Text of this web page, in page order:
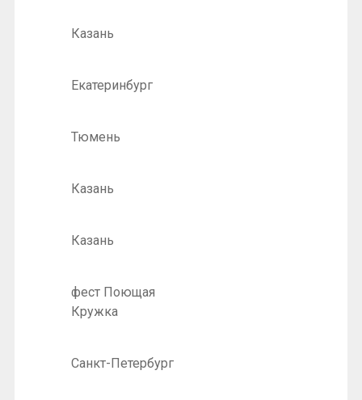
Казань
Екатеринбург
Тюмень
Казань
Казань
фест Поющая
Кружка
Санкт-Петербург